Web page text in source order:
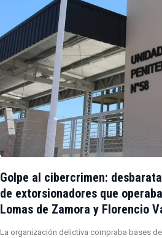
Golpe al cibercrimen:
de extorsionadores que
Lomas de Zamora y Florencio
La organización delictiva compraba bases